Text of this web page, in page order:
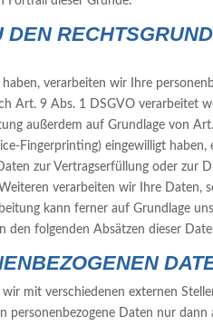
verarbeiten wir Ihre
Art. 9 Abs. 1 DSGVO verarbeitet
außerdem auf Grundlage von
Fingerprinting) eingewilligt
zur Vertragserfüllung oder
verarbeiten wir Ihre
kann ferner auf Grundlage
den folgenden Absätzen dieser
mit verschiedenen externen
personenbezogene Daten nur